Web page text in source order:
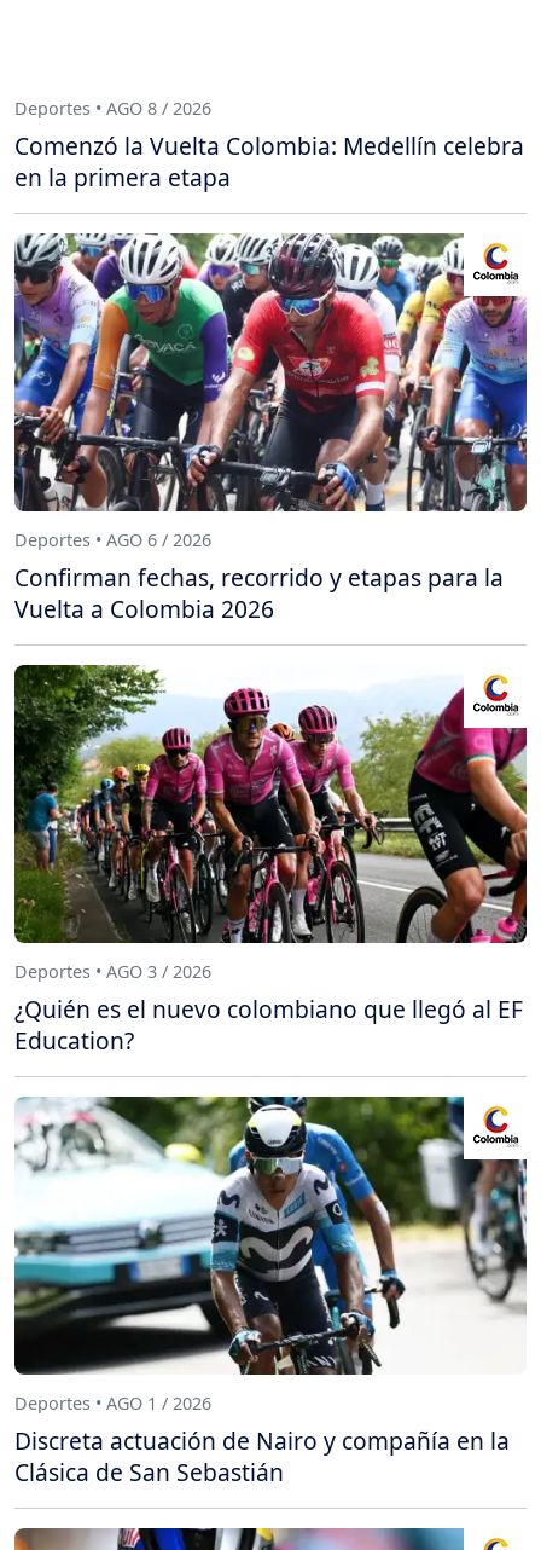
Deportes • AGO 8 / 2026
Comenzó la Vuelta Colombia: Medellín celebra
en la primera etapa
Deportes • AGO 6 / 2026
Confirman fechas, recorrido y etapas para la
Vuelta a Colombia 2026
Deportes • AGO 3 / 2026
¿Quién es el nuevo colombiano que llegó al EF
Education?
Deportes • AGO 1 / 2026
Discreta actuación de Nairo y compañía en la
Clásica de San Sebastián